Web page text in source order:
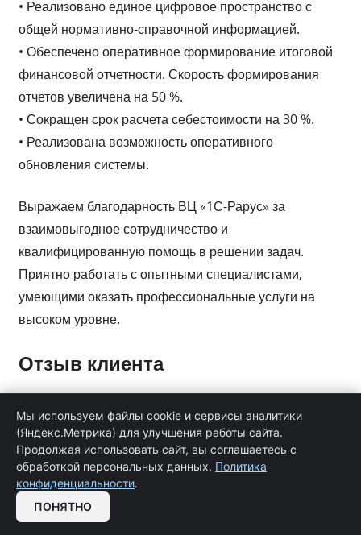
• Реализовано единое цифровое пространство с
общей нормативно-справочной информацией.
• Обеспечено оперативное формирование итоговой
финансовой отчетности. Скорость формирования
отчетов увеличена на 50 %.
• Сокращен срок расчета себестоимости на 30 %.
• Реализована возможность оперативного
обновления системы.
Выражаем благодарность ВЦ «1С-Рарус» за
взаимовыгодное сотрудничество и
квалифицированную помощь в решении задач.
Приятно работать с опытными специалистами,
умеющими оказать профессиональные услуги на
высоком уровне.
Отзыв клиента
Услуги 1С программиста
специализированные услуги, оказываемые
программистами, которые имеют опыт и экспертизу в
разработке и настройке программных продуктов на
платформе 1С:Предприятие. Эти услуги включают в
себя широкий спектр деятельности, связанный с
Мы используем файлы cookie и сервисы аналитики
(Яндекс.Метрика) для улучшения работы сайта.
Продолжая использовать сайт, вы соглашаетесь с
обработкой персональных данных. Политика
конфиденциальности.
ПОНЯТНО